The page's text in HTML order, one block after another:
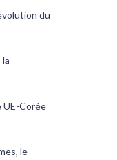
du
UE-Corée
le